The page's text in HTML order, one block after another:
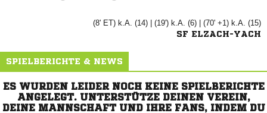
(8' ET) k.A. (14) | (19') k.A. (6) | (70' +1) k.A. (15)
SF ELZACH-YACH
SPIELBERICHTE & NEWS
ES WURDEN LEIDER NOCH KEINE SPIELBERICHTE
ANGELEGT. UNTERSTÜTZE DEINEN VEREIN,
DEINE MANNSCHAFT UND IHRE FANS, INDEM DU